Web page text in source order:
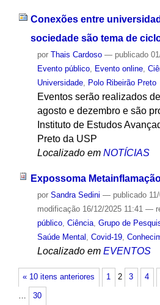
Conexões entre
sociedade são tema de
por Thais Cardoso — publicado
Evento público, Evento online,
Universidade, Polo Ribeirão Preto
Eventos serão realizados
agosto e dezembro e são
Instituto de Estudos
Preto da USP
Localizado em NOTÍCIAS
Expossoma
por Sandra Sedini — publicado11/
modificação16/12/2025 11:41 —
público, Ciência, Grupo de
Saúde Mental , Covid-19,
Localizado em EVENTOS
« 10 itens anteriores 1 2 3 4
… 30